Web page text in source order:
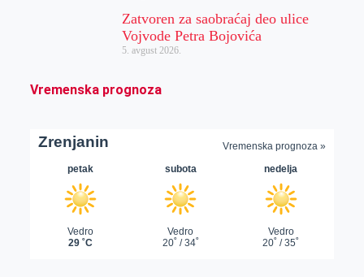
Zatvoren za saobraćaj deo ulice
Vojvode Petra Bojovića
5. avgust 2026.
Vremenska prognoza